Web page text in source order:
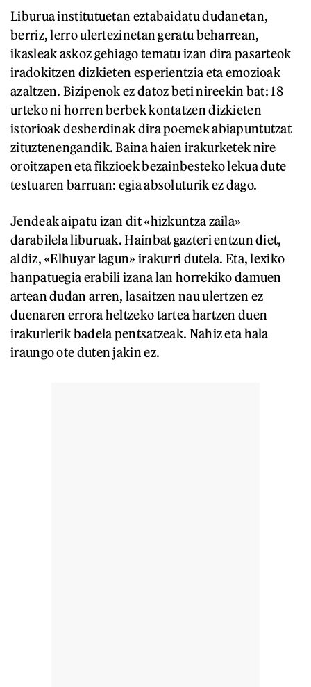
Liburua institutuetan eztabaidatu dudanetan,
berriz, lerro ulertezinetan geratu beharrean,
ikasleak askoz gehiago tematu izan dira pasarteok
iradokitzen dizkieten esperientzia eta emozioak
azaltzen. Bizipenok ez datoz beti nireekin bat: 18
urteko ni horren berbek kontatzen dizkieten
istorioak desberdinak dira poemek abiapuntutzat
zituztenengandik. Baina haien irakurketek nire
oroitzapen eta fikzioek bezainbesteko lekua dute
testuaren barruan: egia absoluturik ez dago.
Jendeak aipatu izan dit «hizkuntza zaila»
darabilela liburuak. Hainbat gazteri entzun diet,
aldiz, «Elhuyar lagun» irakurri dutela. Eta, lexiko
hanpatuegia erabili izana lan horrekiko damuen
artean dudan arren, lasaitzen nau ulertzen ez
duenaren errora heltzeko tartea hartzen duen
irakurlerik badela pentsatzeak. Nahiz eta hala
iraungo ote duten jakin ez.